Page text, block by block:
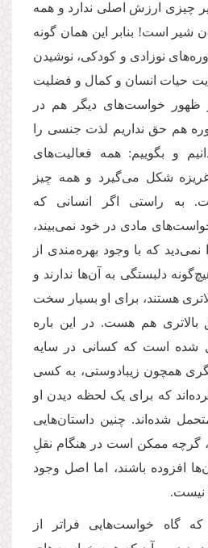
چیزی ارزش اصلی ندارد و همه
شیر است! بنابر این همان گونه
نوزادی و کودکی، نوشیدن
حیات انسان و کمال و فضلیت
ظهور خواست‌های دیگر هم در
هم حق نداریم لذت جنسی را
و بگوییم: همه فعالیت‌های
غریزه شکل می‌گیرد و همه چیز
به راستی اگر انسانی که
مادی در خود نمی‌بیند،
نمی‌دید که با وجود بهره‌مندی از
دلبستگی به آن‌ها ندارند و
هستند، برای او بسیار سخت
بالاتری هم هست. در این باره
شده است که کسانی در سایه
همچون زیبادوستی، به کسی
که برای یک لحظه دیدن او
شده‌اند. چنین داستان‌هایی
گرچه ممکن است در هنگام نقلِ
افزوده باشند، اما اصل وجود
نیست.
گاه خواست‌هایی فراتر از